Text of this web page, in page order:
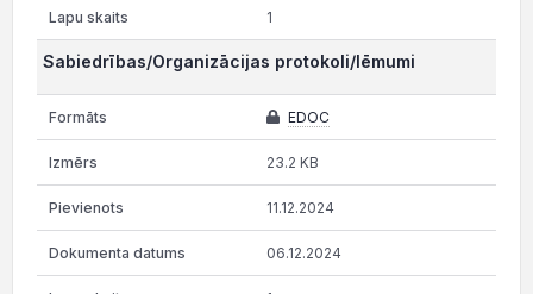
1
Sabiedrības/Organizācijas protokoli/lēmumi
EDOC
23.2 KB
11.12.2024
06.12.2024